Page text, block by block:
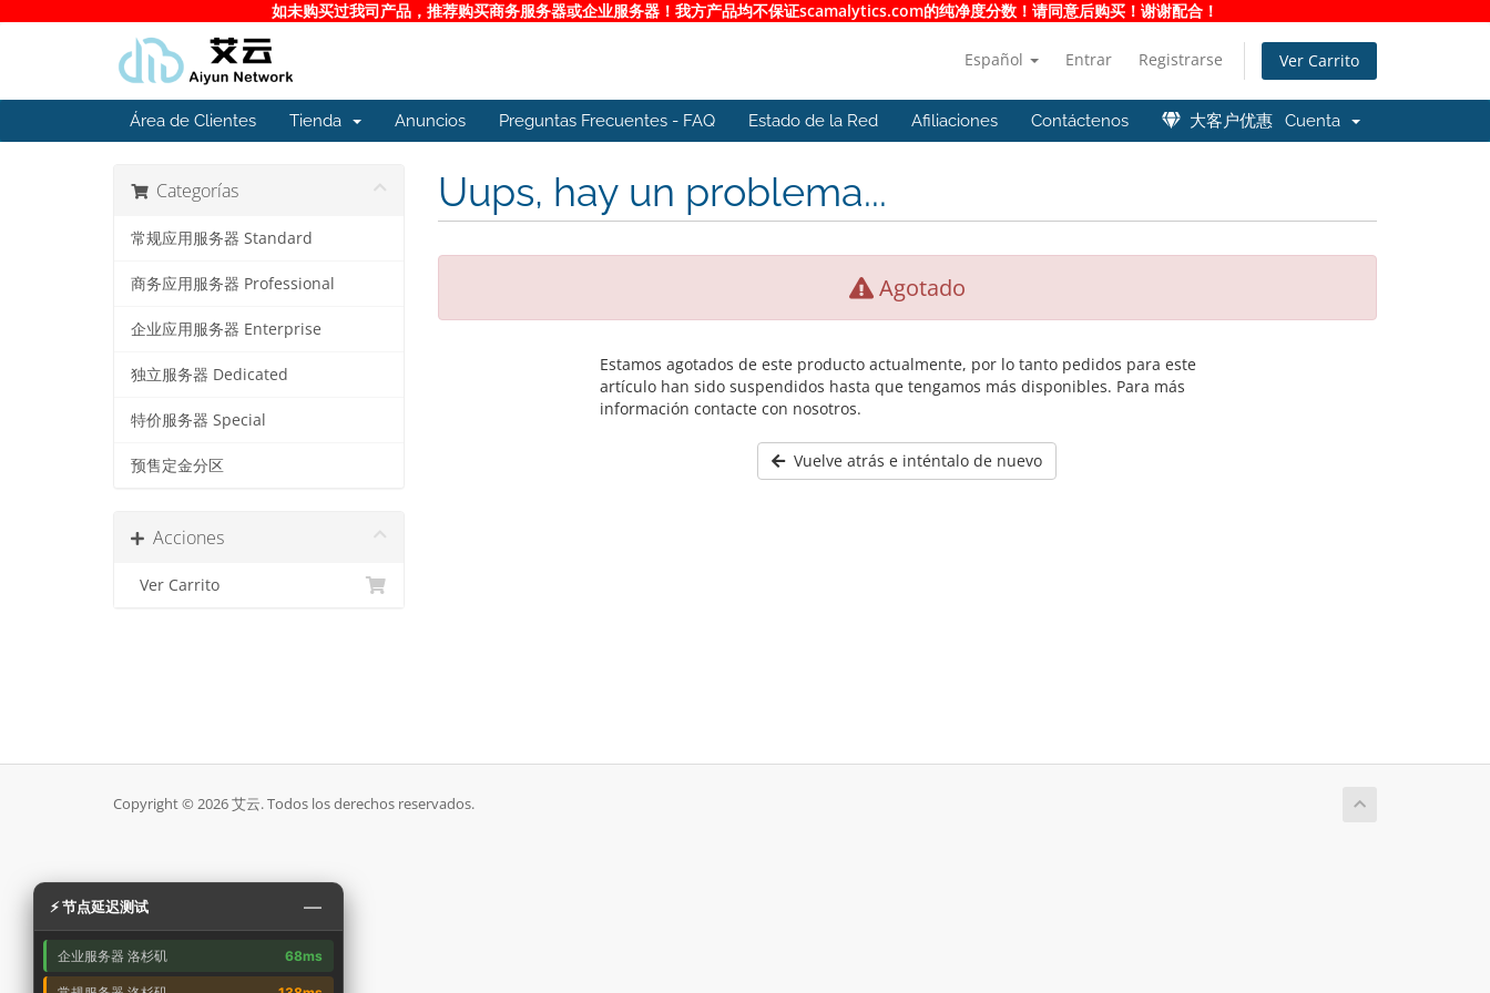
如未购买过我司产品，推荐购买商务服务器或企业服务器！我方产品均不保证scamalytics.com的纯净度分数！请同意后购买！谢谢配合！
Español Entrar Registrarse Ver Carrito
Área de Clientes Tienda Anuncios Preguntas Frecuentes - FAQ Estado de la Red Afiliaciones Contáctenos 大客户优惠 Cuenta
Categorías
常规应用服务器 Standard
商务应用服务器 Professional
企业应用服务器 Enterprise
独立服务器 Dedicated
特价服务器 Special
预售定金分区
Acciones
Ver Carrito
Uups, hay un problema...
Agotado
Estamos agotados de este producto actualmente, por lo tanto pedidos para este
artículo han sido suspendidos hasta que tengamos más disponibles. Para más
información contacte con nosotros.
Vuelve atrás e inténtalo de nuevo
Copyright © 2026 艾云. Todos los derechos reservados.
⚡ 节点延迟测试 —
企业服务器 洛杉矶 68ms